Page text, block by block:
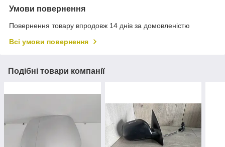
Умови повернення
Повернення товару впродовж 14 днів за домовленістю
Всі умови повернення
Подібні товари компанії